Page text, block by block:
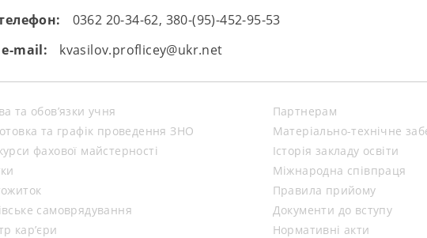
травматизму та
0362 20-34-62, 380-(95)-452-95-53
e-mail:
kvasilov.proflicey@ukr.net
та обов’язки учня
та графік проведення ЗНО
фахової майстерності
самоврядування
кар’єри
Партнерам
Матеріально-технічне
Історія закладу освіти
Міжнародна співпраця
Правила прийому
Документи до вступу
Нормативні акти